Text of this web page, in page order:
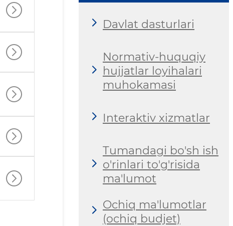
Davlat dasturlari
Normativ-huquqiy
hujjatlar loyihalari
muhokamasi
Interaktiv xizmatlar
Tumandagi bo'sh ish
o'rinlari to'g'risida
ma'lumot
Ochiq ma'lumotlar
(ochiq budjet)